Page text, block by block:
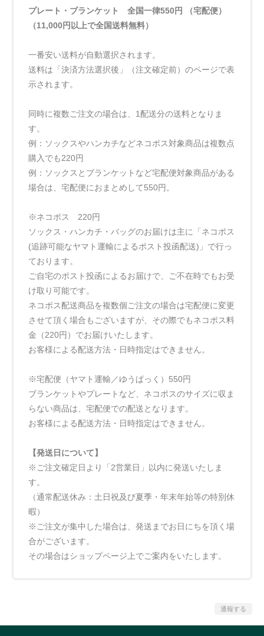
プレート・ブランケット 全国一律550円 （宅配便）
（11,000円以上で全国送料無料）
一番安い送料が自動選択されます。
送料は「決済方法選択後」（注文確定前）のページで表
示されます。
同時に複数ご注文の場合は、1配送分の送料となりま
す。
例：ソックスやハンカチなどネコポス対象商品は複数点
購入でも220円
例：ソックスとブランケットなど宅配便対象商品がある
場合は、宅配便におまとめして550円。
※ネコポス 220円
ソックス・ハンカチ・バッグのお届けは主に「ネコポス
(追跡可能なヤマト運輸によるポスト投函配送)」で行っ
ております。
ご自宅のポスト投函によるお届けで、ご不在時でもお受
け取り可能です。
ネコポス配送商品を複数個ご注文の場合は宅配便に変更
させて頂く場合もございますが、その際でもネコポス料
金（220円）でお届けいたします。
お客様による配送方法・日時指定はできません。
※宅配便（ヤマト運輸／ゆうぱっく）550円
ブランケットやプレートなど、ネコポスのサイズに収ま
らない商品は、宅配便での配送となります。
お客様による配送方法・日時指定はできません。
【発送日について】
※ご注文確定日より「2営業日」以内に発送いたしま
す。
（通常配送休み：土日祝及び夏季・年末年始等の特別休
暇）
※ご注文が集中した場合は、発送までお日にちを頂く場
合がございます。
その場合はショップページ上でご案内をいたします。
通報する